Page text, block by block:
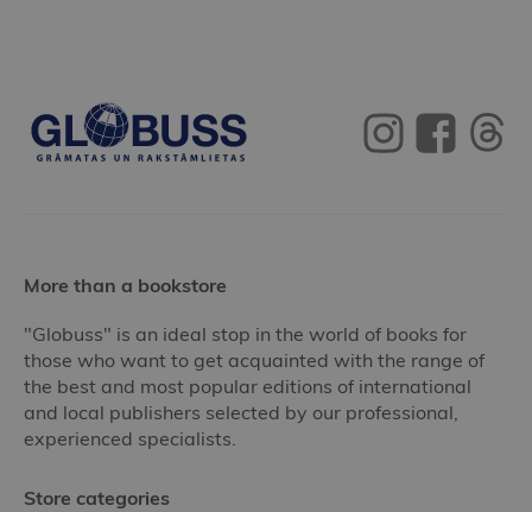
More than a bookstore
"Globuss" is an ideal stop in the world of books for
those who want to get acquainted with the range of
the best and most popular editions of international
and local publishers selected by our professional,
experienced specialists.
Store categories